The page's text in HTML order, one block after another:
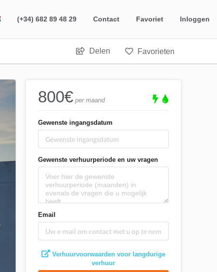
(+34) 682 89 48 29 Contact Favoriet Inloggen
Delen Favorieten
800€ per maand
Gewenste ingangsdatum
Gewenste verhuurperiode en uw vragen
Email
Verhuurvoorwaarden voor langdurige
verhuur